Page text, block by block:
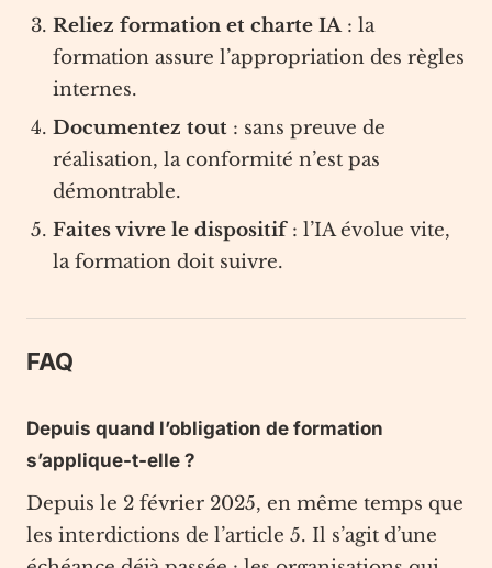
Reliez formation et charte IA: la
formation assure l’appropriation des règles
internes.
Documentez tout : sans preuve de
réalisation, la conformité n’est pas
démontrable.
Faites vivre le dispositif: l’IA évolue vite,
la formation doit suivre.
FAQ
Depuis quand l’obligation de formation
s’applique-t-elle ?
Depuis le 2 février 2025, en même temps que
les interdictions de l’article 5. Il s’agit d’une